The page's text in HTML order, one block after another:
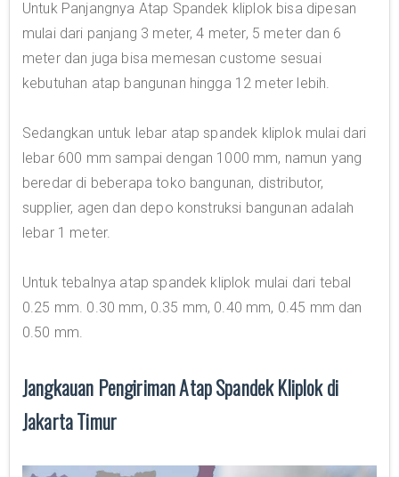
Untuk Panjangnya Atap Spandek kliplok bisa dipesan
mulai dari panjang 3 meter, 4 meter, 5 meter dan 6
meter dan juga bisa memesan custome sesuai
kebutuhan atap bangunan hingga 12 meter lebih.
Sedangkan untuk lebar atap spandek kliplok mulai dari
lebar 600 mm sampai dengan 1000 mm, namun yang
beredar di beberapa toko bangunan, distributor,
supplier, agen dan depo konstruksi bangunan adalah
lebar 1 meter.
Untuk tebalnya atap spandek kliplok mulai dari tebal
0.25 mm. 0.30 mm, 0.35 mm, 0.40 mm, 0.45 mm dan
0.50 mm.
Jangkauan Pengiriman Atap Spandek Kliplok di
Jakarta Timur